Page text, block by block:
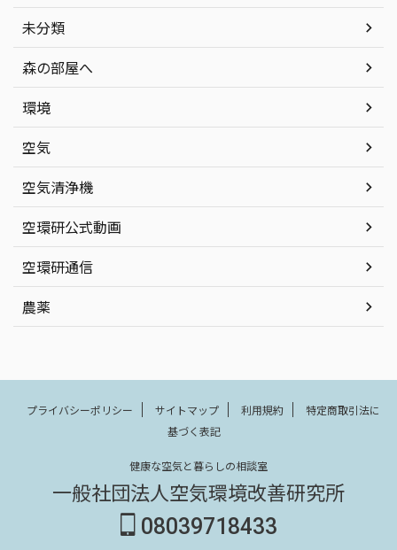
未分類
森の部屋へ
環境
空気
空気清浄機
空環研公式動画
空環研通信
農薬
プライバシーポリシー サイトマップ 利用規約
特定商取引法に
基づく表記
健康な空気と暮らしの相談室
一般社団法人空気環境改善研究所
08039718433